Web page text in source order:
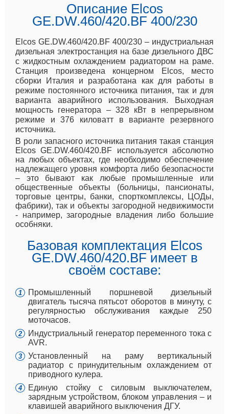
Описание Elcos
GE.DW.460/420.BF 400/230
Elcos GE.DW.460/420.BF 400/230 – индустриальная
дизельная электростанция на базе дизельного ДВС
с жидкостным охлаждением радиатором на раме.
Станция произведена концерном Elcos, место
сборки Италия и разработана как для работы в
режиме постоянного источника питания, так и для
варианта аварийного использования. Выходная
мощность генератора – 328 кВт в непрерывном
режиме и 376 киловатт в варианте резервного
источника.
В роли запасного источника питания такая станция
Elcos GE.DW.460/420.BF используется абсолютно
на любых объектах, где необходимо обеспечение
надлежащего уровня комфорта либо безопасности
– это бывают как любые промышленные или
общественные объекты (больницы, пансионаты,
торговые центры, банки, спорткомплексы, ЦОДы,
фабрики), так и объекты загородной недвижимости
- например, загородные владения либо большие
особняки.
Базовая комплектация Elcos
GE.DW.460/420.BF имеет в
своём составе:
Промышленный поршневой дизельный
двигатель тысяча пятьсот оборотов в минуту, с
регулярностью обслуживания каждые 250
моточасов.
Индустриальный генератор переменного тока с
AVR.
Установленный на раму вертикальный
радиатор с принудительным охлаждением от
приводного кулера.
Единую стойку с силовым выключателем,
зарядным устройством, блоком управления – и
клавишей аварийного выключения ДГУ.